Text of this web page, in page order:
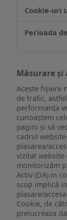
Măsurare și
Aceste fișiere
de trafic,
performanța
cunoaștem
pagini și să
cadrul
plasarea/
vizitat
monitorizăm
Activ (DA) in
scop implică
plasare/
Cookie, de
prelucreaza